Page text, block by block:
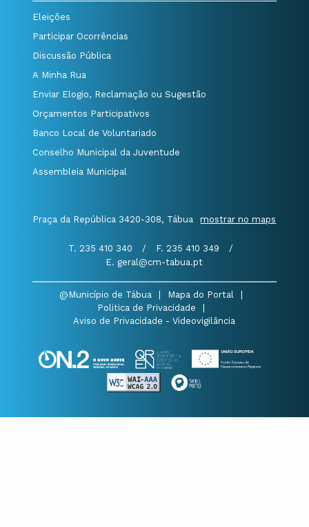
Eleições
Participar Ocorrências
Discussão Pública
A Minha Rua
Enviar Elogio, Reclamação ou Sugestão
Orçamentos Participativos
Banco Local de Voluntariado
Conselho Municipal da Juventude
Assembleia Municipal
Praça da República 3420-308, Tábua mostrar no maps
T. 235 410 340 / F. 235 410 349
/
E. geral@cm-tabua.pt
@Município de Tábua Mapa do Portal
Politica de Privacidade
Aviso de Privacidade - Videovigilância